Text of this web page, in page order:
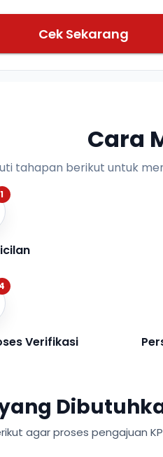
Cek Sekarang
Cara
tahapan berikut untuk
1
4
Verifikasi
agar proses pengajuan